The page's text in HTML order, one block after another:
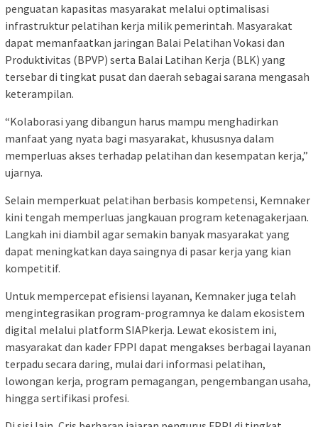
penguatan kapasitas masyarakat melalui optimalisasi
infrastruktur pelatihan kerja milik pemerintah. Masyarakat
dapat memanfaatkan jaringan Balai Pelatihan Vokasi dan
Produktivitas (BPVP) serta Balai Latihan Kerja (BLK) yang
tersebar di tingkat pusat dan daerah sebagai sarana mengasah
keterampilan.
“Kolaborasi yang dibangun harus mampu menghadirkan
manfaat yang nyata bagi masyarakat, khususnya dalam
memperluas akses terhadap pelatihan dan kesempatan kerja,”
ujarnya.
Selain memperkuat pelatihan berbasis kompetensi, Kemnaker
kini tengah memperluas jangkauan program ketenagakerjaan.
Langkah ini diambil agar semakin banyak masyarakat yang
dapat meningkatkan daya saingnya di pasar kerja yang kian
kompetitif.
Untuk mempercepat efisiensi layanan, Kemnaker juga telah
mengintegrasikan program-programnya ke dalam ekosistem
digital melalui platform SIAPkerja. Lewat ekosistem ini,
masyarakat dan kader FPPI dapat mengakses berbagai layanan
terpadu secara daring, mulai dari informasi pelatihan,
lowongan kerja, program pemagangan, pengembangan usaha,
hingga sertifikasi profesi.